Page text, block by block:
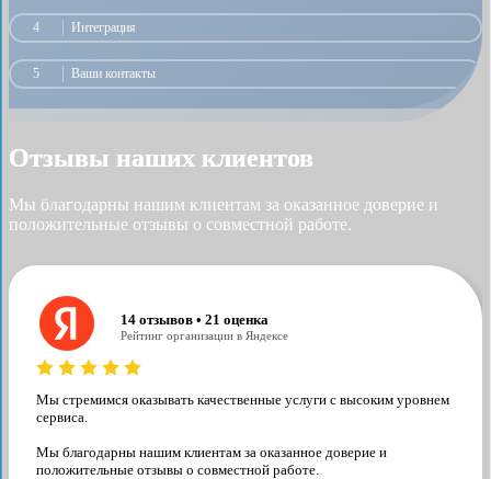
4 Интеграция
5 Ваши контакты
Отзывы наших клиентов
Мы благодарны нашим клиентам за оказанное доверие и
положительные отзывы о совместной работе.
14 отзывов • 21 оценка
Рейтинг организации в Яндексе
Мы стремимся оказывать качественные услуги с высоким уровнем
сервиса.
Мы благодарны нашим клиентам за оказанное доверие и
положительные отзывы о совместной работе.